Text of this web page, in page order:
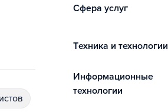
сфера услуг
техника и технологии
информационные
технологии